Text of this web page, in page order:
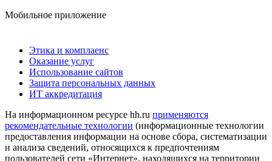
Мобильное приложение
Этика и комплаенс
Оказание услуг
Использование сайтов
Защита персональных данных
ИТ аккредитация
На информационном ресурсе hh.ru применяются
рекомендательные технологии (информационные технологии
предоставления информации на основе сбора, систематизации
и анализа сведений, относящихся к предпочтениям
пользователей сети «Интернет», находящихся на территории